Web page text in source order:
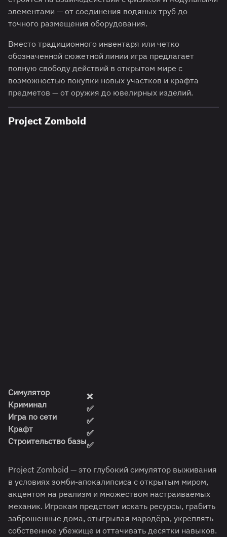
элементами — от соединения водяных труб до
точного размещения оборудования.
Вместо традиционного инвентаря или четко
обозначенной сюжетной линии игра предлагает
полную свободу действий в открытом мире с
возможностью покупки новых участков и крафта
предметов — от оружия до ювелирных изделий.
Project Zomboid
Симулятор
Криминал
Игра по сети
Крафт
Строительство базы
❌
✅
✅
✅
✅
Project Zomboid — это глубокий симулятор выживания
в условиях зомби-апокалипсиса с открытым миром,
акцентом на реализм и множеством настраиваемых
механик. Игрокам предстоит искать ресурсы, грабить
заброшенные дома, отыгрывая мародёра, укреплять
собственное убежище и оттачивать десятки навыков.